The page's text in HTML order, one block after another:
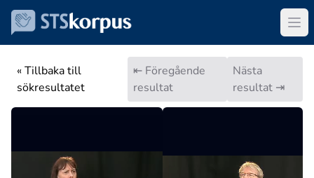
« Tillbaka till
sökresultatet
⇤ Föregående
resultat
Nästa
resultat ⇥